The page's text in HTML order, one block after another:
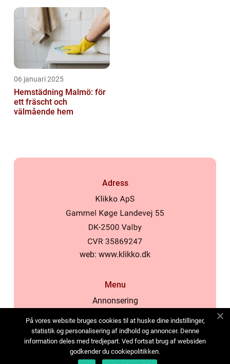
06 januari 2025
Hemstädning Malmö: för
ett fräscht och
välmående hem
Adress
web: www.klikko.dk
Menu
Annonsering
Cookies
Kontakta oss
Sitemap
På vores website bruges cookies til at huske dine indstillinger,
statistik og personalisering af indhold og annoncer. Denne
information deles med tredjepart. Ved fortsat brug af websiden
godkender du cookiepolitikken.